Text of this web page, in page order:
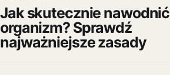
Jak skutecznie nawodnić
organizm? Sprawdź
najważniejsze zasady